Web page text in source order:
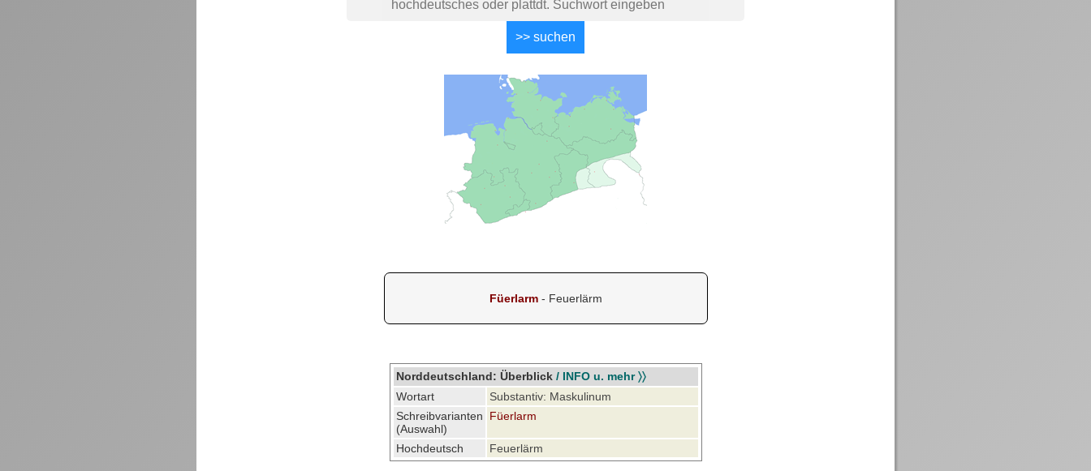
Füerlarm- Feuerlärm
Norddeutschland: Überblick / INFO u. mehr 〉〉
Wortart
Substantiv: Maskulinum
Schreibvarianten
(Auswahl)
Füerlarm
Hochdeutsch Feuerlärm